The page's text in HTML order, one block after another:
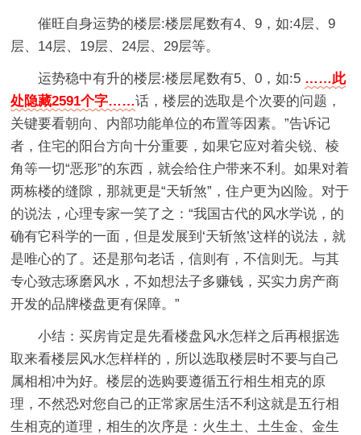
催旺自身运势的楼层:楼层尾数有4、9，如:4层、9
层、14层、19层、24层、29层等。
运势稳中有升的楼层:楼层尾数有5、0，如:5 ……此
处隐藏2591个字……话，楼层的选取是个次要的问题，
关键要看朝向、内部功能单位的布置等因素。”告诉记
者，住宅的阳台方向十分重要，如果它应对着尖锐、棱
角等一切“恶形”的东西，就会给住户带来不利。如果对着
两栋楼的缝隙，那就更是“天斩煞”，住户更为凶险。对于
的说法，心理专家一笑了之：“我国古代的风水学说，的
确有它科学的一面，但是发展到‘天斩煞’这样的说法，就
是唯心的了。还是那句老话，信则有，不信则无。与其
专心致志琢磨风水，不如想法子多赚钱，买实力房产商
开发的品牌楼盘更有保障。”
小结：买房肯定是先看楼盘风水怎样之后再根据选
取来看楼层风水怎样样的，所以选取楼层时不要与自己
属相相冲为好。楼层的选购要遵循五行相生相克的原
理，不然恐对您自己的正常家居生活不利这就是五行相
生相克的道理，相生的次序是：火生土、土生金、金生